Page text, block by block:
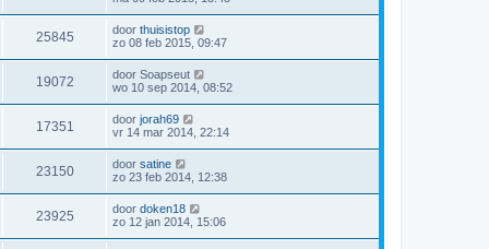
25845 door thuisistop
zo 08 feb 2015, 09:47
19072 door Soapseut
wo 10 sep 2014, 08:52
17351 door jorah69
vr 14 mar 2014, 22:14
23150 door satine
zo 23 feb 2014, 12:38
23925 door doken18
zo 12 jan 2014, 15:06